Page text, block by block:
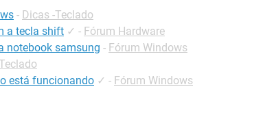
- Dicas -Teclado
a tecla shift ✓ - Fórum Hardware
notebook samsung - Fórum Windows
está funcionando ✓ - Fórum Windows